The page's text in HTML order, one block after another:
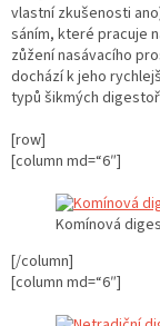
vlastní zkušenosti
sáním, které pracuje
zůžení nasávacího
dochází k jeho
typů šikmých
[row]
[column md=“6″]
Komínová
[/column]
[column md=“6″]